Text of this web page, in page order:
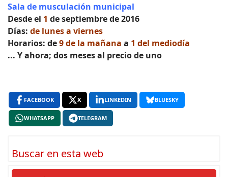
Sala de musculación municipal
Desde el 1 de septiembre de 2016
Días: de lunes a viernes
Horarios: de9 de la mañana a 1 del mediodía
... Y ahora; dos meses al precio de uno
FACEBOOK X LINKEDIN BLUESKY
WHATSAPP TELEGRAM
Buscar en esta web